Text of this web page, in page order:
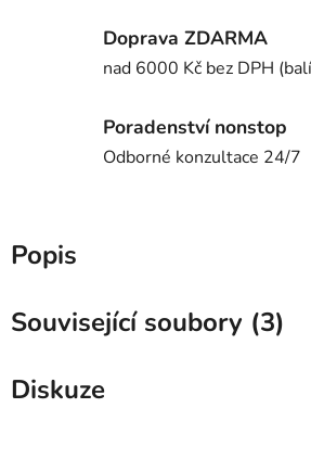
Doprava ZDARMA
nad 6000 Kč bez DPH
Poradenství nonstop
Odborné konzultace 24/7
Popis
Související soubory (3)
Diskuze